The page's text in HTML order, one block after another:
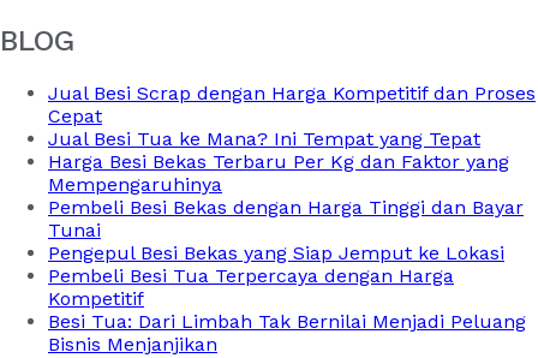
BLOG
Jual Besi Scrap dengan Harga Kompetitif dan Proses
Cepat
Jual Besi Tua ke Mana? Ini Tempat yang Tepat
Harga Besi Bekas Terbaru Per Kg dan Faktor yang
Mempengaruhinya
Pembeli Besi Bekas dengan Harga Tinggi dan Bayar
Tunai
Pengepul Besi Bekas yang Siap Jemput ke Lokasi
Pembeli Besi Tua Terpercaya dengan Harga
Kompetitif
Besi Tua: Dari Limbah Tak Bernilai Menjadi Peluang
Bisnis Menjanjikan